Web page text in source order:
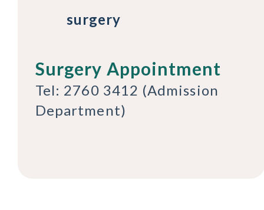
surgery
Surgery Appointment
Tel: 2760 3412 (Admission
Department)